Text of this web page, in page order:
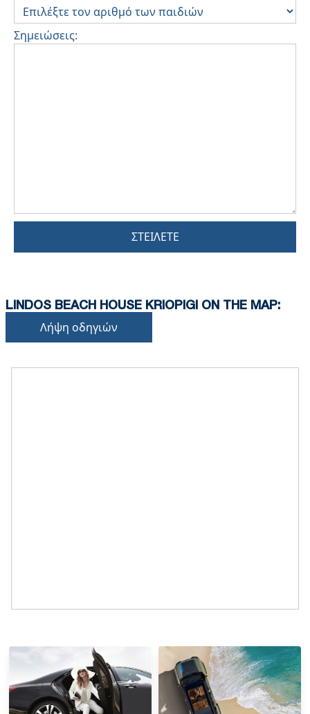
Σημειώσεις:
ΣΤΕΊΛΕΤΕ
LINDOS BEACH HOUSE KRIOPIGI ON THE MAP:
Λήψη οδηγιών